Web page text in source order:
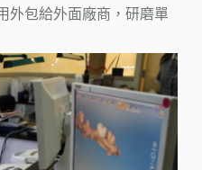
外包給外面廠商，研磨單